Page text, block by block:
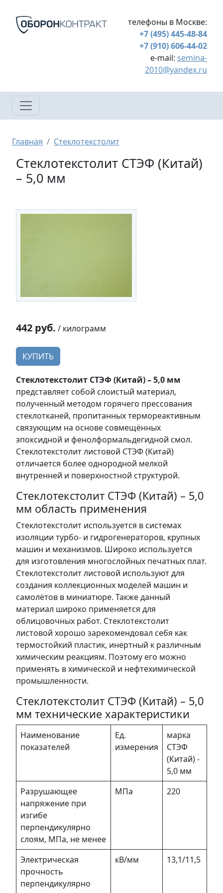
телефоны в Москве:
+7 (495) 445-48-84
+7 (910) 606-44-02
e-mail: semina-
2010@yandex.ru
Строка навигации
Главная Стеклотекстолит
Стеклотекстолит СТЭФ (Китай)
– 5,0 мм
442 руб. / килограмм
КУПИТЬ
Стеклотекстолит СТЭФ (Китай) – 5,0 мм
представляет собой слоистый материал,
полученный методом горячего прессования
стеклотканей, пропитанных термореактивным
связующим на основе совмещённых
эпоксидной и фенолформальдегидной смол.
Стеклотекстолит листовой СТЭФ (Китай)
отличается более однородной мелкой
внутренней и поверхностной структурой.
Стеклотекстолит СТЭФ (Китай) – 5,0
мм область применения
Стеклотекстолит используется в системах
изоляции турбо- и гидрогенераторов, крупных
машин и механизмов. Широко используется
для изготовления многослойных печатных плат.
Стеклотекстолит листовой используют для
создания коллекционных моделей машин и
самолётов в миниатюре. Также данный
материал широко применяется для
облицовочных работ. Стеклотекстолит
листовой хорошо зарекомендовал себя как
термостойкий пластик, инертный к различным
химическим реакциям. Поэтому его можно
применять в химической и нефтехимической
промышленности.
Стеклотекстолит СТЭФ (Китай) – 5,0
мм технические характеристики
Наименование
показателей
Ед.
измерения
марка
СТЭФ
(Китай) -
5,0 мм
Разрушающее
напряжение при
изгибе
перпендикулярно
слоям, МПа, не менее
МПа 220
Электрическая
прочность
перпендикулярно
кВ/мм 13,1/11,5